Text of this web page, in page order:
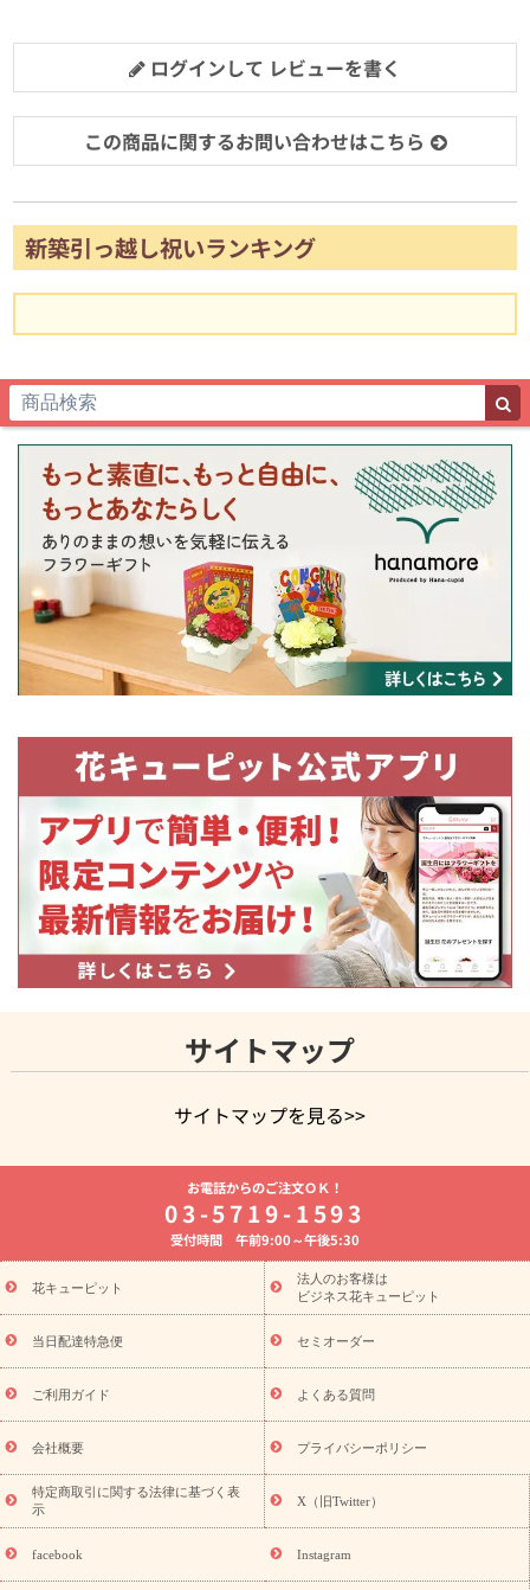
ログインして レビューを書く
この商品に関するお問い合わせはこちら
新築引っ越し祝いランキング
サイトマップ
サイトマップを見る>>
よく贈られる花
お祝いの花特集
誕生日フラワーギフト特集
8月の誕生花(トルコキキョウ)
開店・開業祝い
お供え・お悔やみ お供え・お悔やみの花
通夜・葬儀に贈る花 胡蝶蘭・花鉢
ーブドフラワー
季節のイベント
ひまわり ギフト・プレゼント
特集
お盆 花（新盆・初盆） 季節のイベント
お盆 花（新
盆・初盆）
お盆 花（新盆・初盆）
お盆・お供え 花とセットギ
フト
お盆・お供え プリザーブドフラワー
ひまわり ギフト・プ
レゼント特集
夏の花贈り・お中元・暑中見舞い 花のギフト特集
敬老の日におくる花ギフト・プレゼント特集
花ギフト・プレゼント特集
敬老の日 花のおすすめランキング
敬
老の日 花鉢植えのギフト・プレゼント特集
敬老の日 花とセットギ
フト・プレゼント特集
敬老の日の花 全てのギフト一覧
キャン
ペーン
「きょう誕生日なんです」キャンペーン
探す
誕生日フラワーギフト 誕生日フラワーギフト特集
誕生
日フラワーギフト商品一覧
ユリ トルコキキョウ
誕生花(トルコキキョウ)
9月の誕生花(リンドウ)
誕生日セット
お電話からのご注文ＯＫ！
03-5719-1593
受付時間 午前9:00～午後5:30
花キューピット
法人のお客様は
ビジネス花キューピット
当日配達特急便 セミオーダー
ご利用ガイド よくある質問
会社概要 プライバシーポリシー
特定商取引に関する法律に基づく表
示
X（旧Twitter）
facebook Instagram